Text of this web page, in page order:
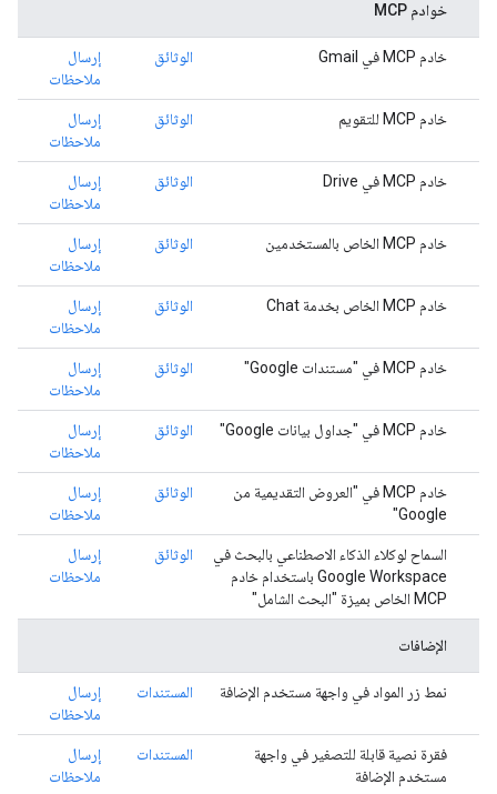
خوادم MCP
خادم MCP في Gmail الوثائق
إرسال
ملاحظات
خادم MCP للتقويم الوثائق
إرسال
ملاحظات
خادم MCP في Drive الوثائق
إرسال
ملاحظات
خادم MCP الخاص بالمستخدمين الوثائق
إرسال
ملاحظات
خادم MCP الخاص بخدمة Chat الوثائق
إرسال
ملاحظات
خادم MCP في "مستندات Google" الوثائق
إرسال
ملاحظات
خادم MCP في "جداول بيانات Google" الوثائق
إرسال
ملاحظات
خادم MCP في "العروض التقديمية من
Google"
الوثائق
إرسال
ملاحظات
السماح لوكلاء الذكاء الاصطناعي بالبحث في
Google Workspace باستخدام خادم
MCP الخاص بميزة "البحث الشامل"
الوثائق
إرسال
ملاحظات
الإضافات
نمط زر المواد في واجهة مستخدم الإضافة المستندات
إرسال
ملاحظات
فقرة نصية قابلة للتصغير في واجهة
مستخدم الإضافة
المستندات
إرسال
ملاحظات